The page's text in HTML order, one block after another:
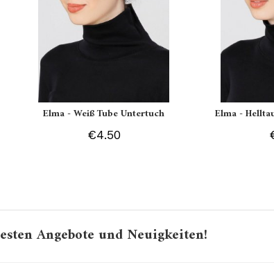
Elma - Weiß Tube Untertuch
€4.50
Elma -
Angebote und Neuigkeiten!